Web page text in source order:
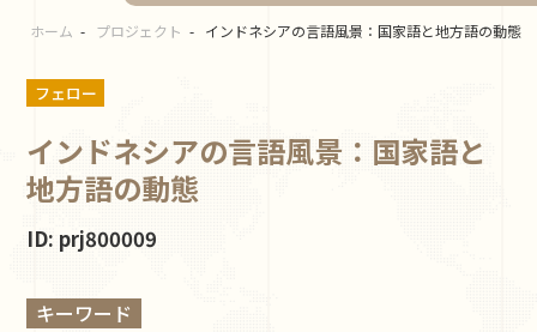
ホーム プロジェクト インドネシアの言語風景：国家語と地方語の動態
フェロー
インドネシアの言語風景：国家語と
地方語の動態
ID: prj800009
キーワード